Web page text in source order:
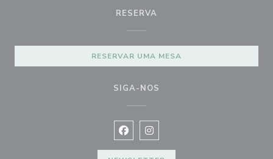
RESERVA
RESERVAR UMA MESA
SIGA-NOS
Facebook ((abre numa nova janela))
Instagram ((abre numa nova